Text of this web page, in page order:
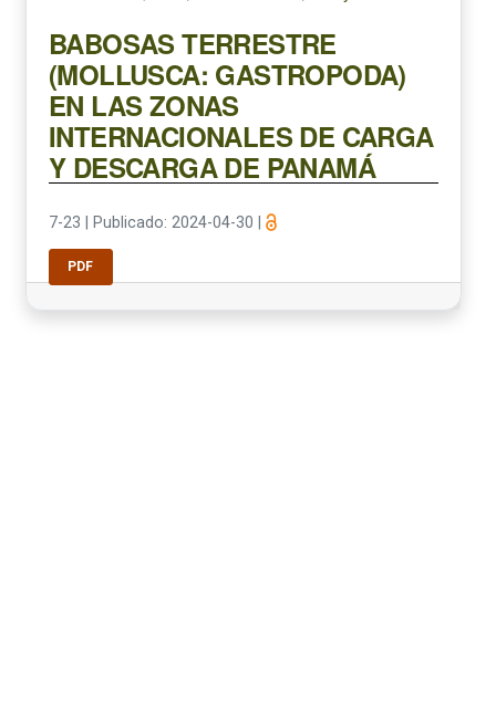
BABOSAS TERRESTRE
(MOLLUSCA: GASTROPODA)
EN LAS ZONAS
INTERNACIONALES DE CARGA
Y DESCARGA DE PANAMÁ
7-23 Publicado: 2024-04-30
PDF